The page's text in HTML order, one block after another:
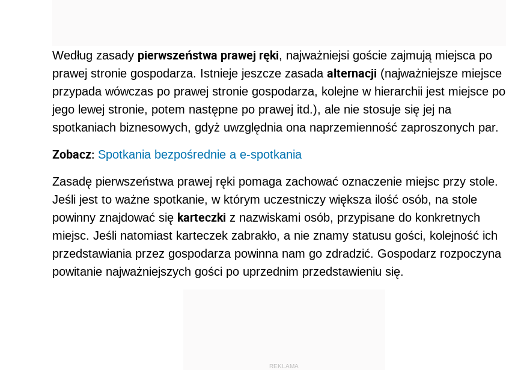
Według zasady pierwszeństwa prawej ręki, najważniejsi goście zajmują miejsca po
prawej stronie gospodarza. Istnieje jeszcze zasada alternacji (najważniejsze miejsce
przypada wówczas po prawej stronie gospodarza, kolejne w hierarchii jest miejsce po
jego lewej stronie, potem następne po prawej itd.), ale nie stosuje się jej na
spotkaniach biznesowych, gdyż uwzględnia ona naprzemienność zaproszonych par.
Zobacz: Spotkania bezpośrednie a e-spotkania
Zasadę pierwszeństwa prawej ręki pomaga zachować oznaczenie miejsc przy stole.
Jeśli jest to ważne spotkanie, w którym uczestniczy większa ilość osób, na stole
powinny znajdować się karteczki z nazwiskami osób, przypisane do konkretnych
miejsc. Jeśli natomiast karteczek zabrakło, a nie znamy statusu gości, kolejność ich
przedstawiania przez gospodarza powinna nam go zdradzić. Gospodarz rozpoczyna
powitanie najważniejszych gości po uprzednim przedstawieniu się.
REKLAMA